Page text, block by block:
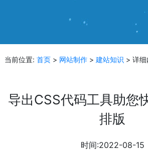
当前位置: 首页> 网站制作> 建站知识 > 详细
导出CSS代码工具助您
排版
时间:2022-08-15